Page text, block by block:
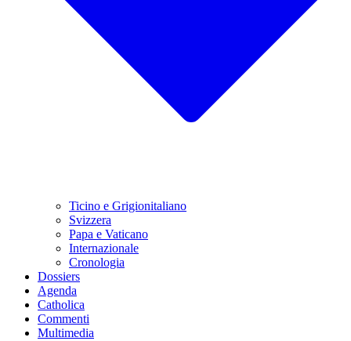
Ticino e Grigionitaliano
Svizzera
Papa e Vaticano
Internazionale
Cronologia
Dossiers
Agenda
Catholica
Commenti
Multimedia